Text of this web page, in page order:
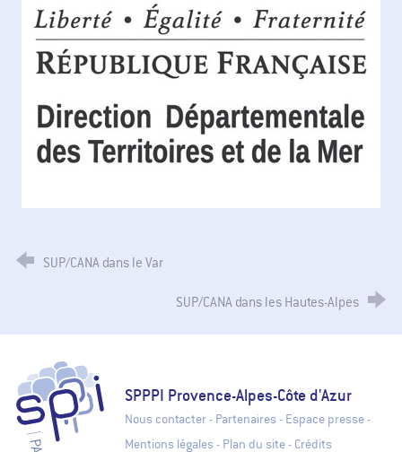
SUP/CANA dans le Var
SUP/CANA dans les Hautes-Alpes
SPPPI Paca - Secrétariat Permanent pour la Prévention des
SPPPI Provence-Alpes-Côte d'Azur
Nous contacter- Partenaires - Espace presse-
Mentions légales - Plan du site- Crédits